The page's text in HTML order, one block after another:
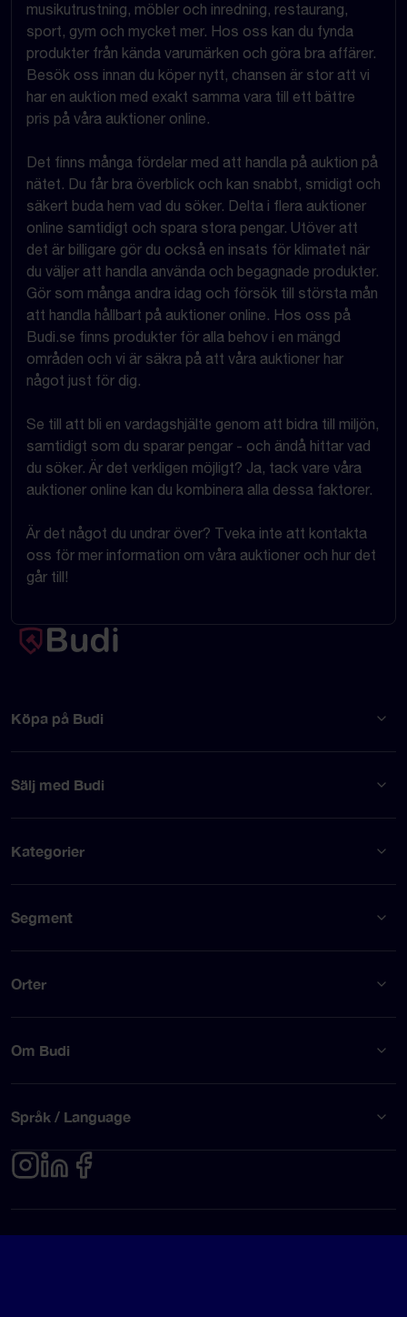
musikutrustning, möbler och inredning, restaurang,
sport, gym och mycket mer. Hos oss kan du fynda
produkter från kända varumärken och göra bra affärer.
Besök oss innan du köper nytt, chansen är stor att vi
har en auktion med exakt samma vara till ett bättre
pris på våra auktioner online.
Det finns många fördelar med att handla på auktion på
nätet. Du får bra överblick och kan snabbt, smidigt och
säkert buda hem vad du söker. Delta i flera auktioner
online samtidigt och spara stora pengar. Utöver att
det är billigare gör du också en insats för klimatet när
du väljer att handla använda och begagnade produkter.
Gör som många andra idag och försök till största mån
att handla hållbart på auktioner online. Hos oss på
Budi.se finns produkter för alla behov i en mängd
områden och vi är säkra på att våra auktioner har
något just för dig.
Se till att bli en vardagshjälte genom att bidra till miljön,
samtidigt som du sparar pengar - och ändå hittar vad
du söker. Är det verkligen möjligt? Ja, tack vare våra
auktioner online kan du kombinera alla dessa faktorer.
Är det något du undrar över? Tveka inte att kontakta
oss för mer information om våra auktioner och hur det
går till!
Köpa på Budi
Sälj med Budi
Kategorier
Segment
Orter
Om Budi
Språk / Language